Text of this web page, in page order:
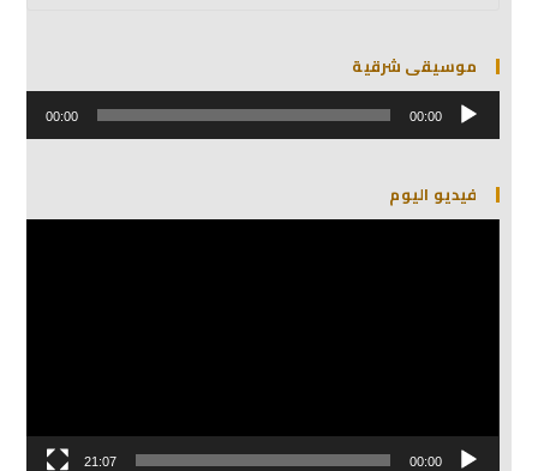
موسيقى شرقية
مشغل
الصوت 00:00
00:00
فيديو اليوم
مشغل
00:00
21:07